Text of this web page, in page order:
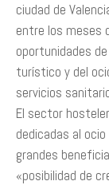
ciudad de
entre los meses
oportunidades
turístico y del
servicios
El sector
dedicadas al
grandes
«posibilidad de